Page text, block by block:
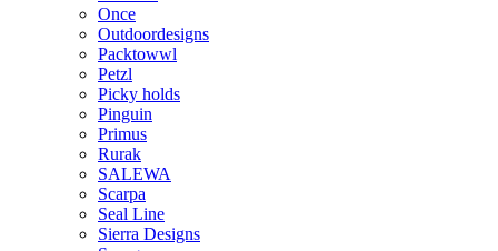
Once
Outdoordesigns
Packtowwl
Petzl
Picky holds
Pinguin
Primus
Rurak
SALEWA
Scarpa
Seal Line
Sierra Designs